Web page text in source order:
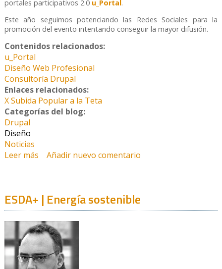
portales participativos 2.0 u_Portal.
Este año seguimos potenciando las Redes Sociales para la
promoción del evento intentando conseguir la mayor difusión.
Contenidos relacionados:
u_Portal
Diseño Web Profesional
Consultoría Drupal
Enlaces relacionados:
X Subida Popular a la Teta
Categorías del blog:
Drupal
Diseño
Noticias
Leer más sobre Somos patrocinadores Oro de la X Subida
Añadir nuevo comentario
ESDA+ | Energía sostenible